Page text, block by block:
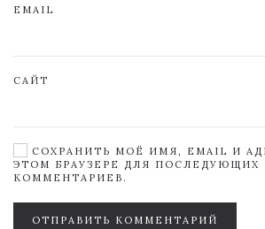
EMAIL
САЙТ
СОХРАНИТЬ МОЁ ИМЯ, EMAIL И
ЭТОМ БРАУЗЕРЕ ДЛЯ ПОСЛЕДУЮЩИХ
КОММЕНТАРИЕВ.
ОТПРАВИТЬ КОММЕНТАРИЙ